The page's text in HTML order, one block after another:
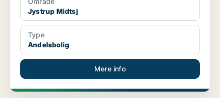
Jystrup Midtsj
Type
Andelsbolig
Mere info